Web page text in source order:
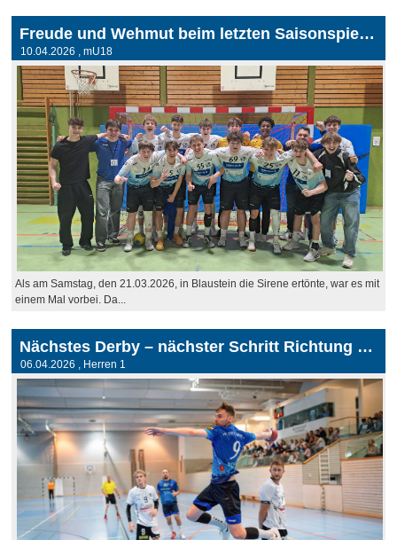
Freude und Wehmut beim letzten Saisonspiel der mu18 in Blaustein
10.04.2026 , mU18
Als am Samstag, den 21.03.2026, in Blaustein die Sirene ertönte, war es mit
einem Mal vorbei. Da...
Nächstes Derby – nächster Schritt Richtung Titel
06.04.2026 , Herren 1